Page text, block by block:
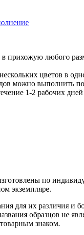
в прихожую любого
цветов в
можно выполнить
1-2 рабочих дней
по
экземпляре.
для их различия и
образцов не
знаком.